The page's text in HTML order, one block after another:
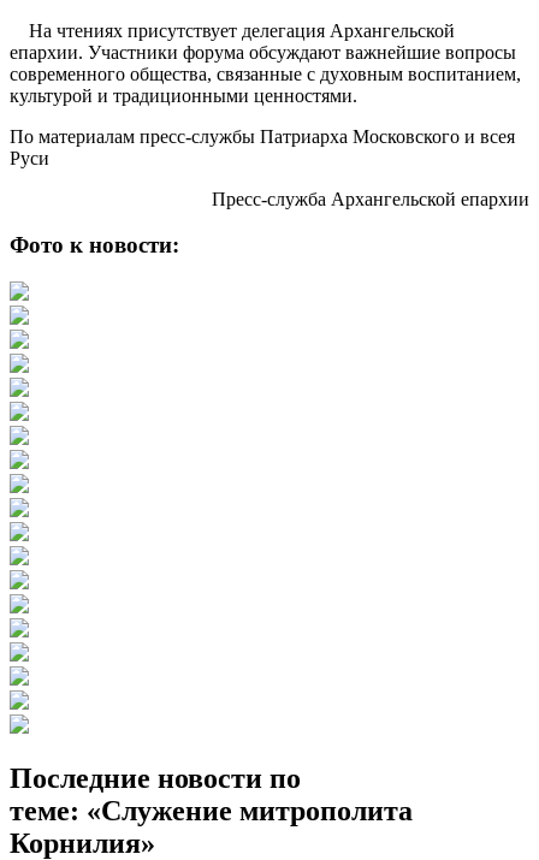
На чтениях присутствует делегация Архангельской
епархии. Участники форума обсуждают важнейшие вопросы
современного общества, связанные с духовным воспитанием,
культурой и традиционными ценностями.
По материалам пресс-службы Патриарха Московского и всея
Руси
Пресс-служба Архангельской епархии
Фото к новости:
Последние новости по
теме: «Служение митрополита
Корнилия»